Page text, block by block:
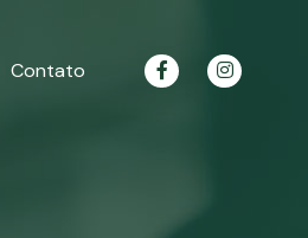
Contato